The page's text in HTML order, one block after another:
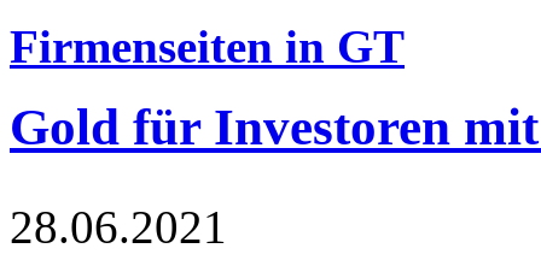
Firmenseiten in GT
Gold für Investoren
28.06.2021